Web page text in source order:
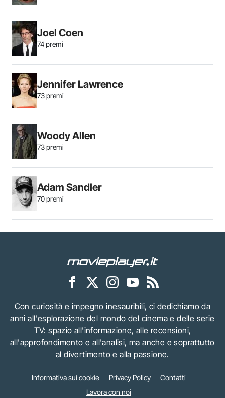
Joel Coen
74 premi
Jennifer Lawrence
73 premi
Woody Allen
73 premi
Adam Sandler
70 premi
Con curiosità e impegno inesauribili, ci dedichiamo da
anni all'esplorazione del mondo del cinema e delle serie
TV: spazio all'informazione, alle recensioni,
all'approfondimento e all'analisi, ma anche e soprattutto
al divertimento e alla passione.
Informativa sui cookie Privacy Policy
Contatti
Lavora con noi